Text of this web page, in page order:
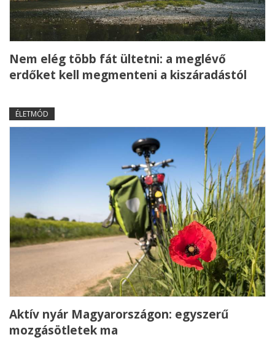
Nem elég több fát ültetni: a meglévő
erdőket kell megmenteni a kiszáradástól
ÉLETMÓD
Aktív nyár Magyarországon: egyszerű
mozgásötletek ma